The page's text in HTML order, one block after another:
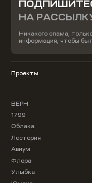
НА
Никакого спама,
информация, чтобы
Проекты
ВЕРН
1799
Облака
Лестория
Авиум
Флора
Улыбка